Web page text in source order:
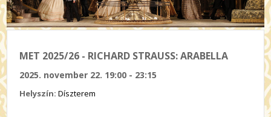
MET 2025/26 - RICHARD STRAUSS: ARABELLA
2025. november 22. 19:00 - 23:15
Helyszín:Díszterem